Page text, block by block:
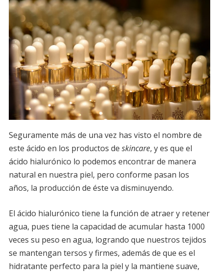
Seguramente más de una vez has visto el nombre de
este ácido en los productos de skincare, y es que el
ácido hialurónico lo podemos encontrar de manera
natural en nuestra piel, pero conforme pasan los
años, la producción de éste va disminuyendo.
El ácido hialurónico tiene la función de atraer y retener
agua, pues tiene la capacidad de acumular hasta 1000
veces su peso en agua, logrando que nuestros tejidos
se mantengan tersos y firmes, además de que es el
hidratante perfecto para la piel y la mantiene suave,